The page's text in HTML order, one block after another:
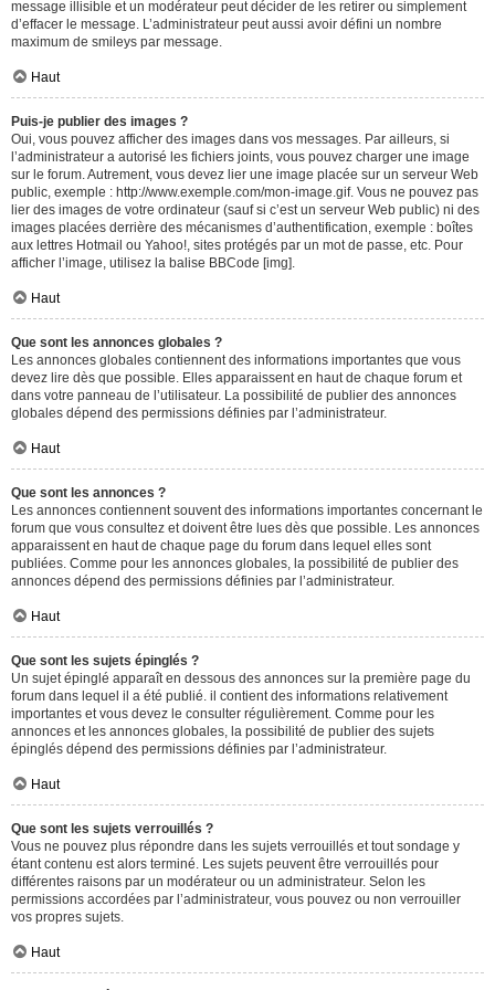
message illisible et un modérateur peut décider de les retirer ou simplement
d’effacer le message. L’administrateur peut aussi avoir défini un nombre
maximum de smileys par message.
Haut
Puis-je publier des images ?
Oui, vous pouvez afficher des images dans vos messages. Par ailleurs, si
l’administrateur a autorisé les fichiers joints, vous pouvez charger une image
sur le forum. Autrement, vous devez lier une image placée sur un serveur Web
public, exemple : http://www.exemple.com/mon-image.gif. Vous ne pouvez pas
lier des images de votre ordinateur (sauf si c’est un serveur Web public) ni des
images placées derrière des mécanismes d’authentification, exemple : boîtes
aux lettres Hotmail ou Yahoo!, sites protégés par un mot de passe, etc. Pour
afficher l’image, utilisez la balise BBCode [img].
Haut
Que sont les annonces globales ?
Les annonces globales contiennent des informations importantes que vous
devez lire dès que possible. Elles apparaissent en haut de chaque forum et
dans votre panneau de l’utilisateur. La possibilité de publier des annonces
globales dépend des permissions définies par l’administrateur.
Haut
Que sont les annonces ?
Les annonces contiennent souvent des informations importantes concernant le
forum que vous consultez et doivent être lues dès que possible. Les annonces
apparaissent en haut de chaque page du forum dans lequel elles sont
publiées. Comme pour les annonces globales, la possibilité de publier des
annonces dépend des permissions définies par l’administrateur.
Haut
Que sont les sujets épinglés ?
Un sujet épinglé apparaît en dessous des annonces sur la première page du
forum dans lequel il a été publié. il contient des informations relativement
importantes et vous devez le consulter régulièrement. Comme pour les
annonces et les annonces globales, la possibilité de publier des sujets
épinglés dépend des permissions définies par l’administrateur.
Haut
Que sont les sujets verrouillés ?
Vous ne pouvez plus répondre dans les sujets verrouillés et tout sondage y
étant contenu est alors terminé. Les sujets peuvent être verrouillés pour
différentes raisons par un modérateur ou un administrateur. Selon les
permissions accordées par l’administrateur, vous pouvez ou non verrouiller
vos propres sujets.
Haut